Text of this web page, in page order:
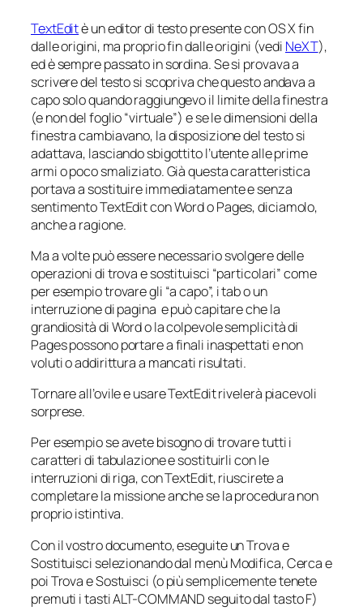
TextEditè un editor di testo presente con OS X fin
dalle origini, ma proprio fin dalle origini (vedi NeXT),
ed è sempre passato in sordina. Se si provava a
scrivere del testo si scopriva che questo andava a
capo solo quando raggiungevo il limite della finestra
(e non del foglio “virtuale”) e se le dimensioni della
finestra cambiavano, la disposizione del testo si
adattava, lasciando sbigottito l’utente alle prime
armi o poco smaliziato. Già questa caratteristica
portava a sostituire immediatamente e senza
sentimento TextEdit con Word o Pages, diciamolo,
anche a ragione.
Ma a volte può essere necessario svolgere delle
operazioni di trova e sostituisci “particolari” come
per esempio trovare gli “a capo”, i tab o un
interruzione di pagina e può capitare che la
grandiosità di Word o la colpevole semplicità di
Pages possono portare a finali inaspettati e non
voluti o addirittura a mancati risultati.
Tornare all’ovile e usare TextEdit rivelerà piacevoli
sorprese.
Per esempio se avete bisogno di trovare tutti i
caratteri di tabulazione e sostituirli con le
interruzioni di riga, con TextEdit, riuscirete a
completare la missione anche se la procedura non
proprio istintiva.
Con il vostro documento, eseguite un Trova e
Sostituisci selezionando dal menùModifica,Cercae
poiTrova e Sostuisci (o più semplicemente tenete
premuti i tasti ALT-COMMAND seguito dal tasto F)